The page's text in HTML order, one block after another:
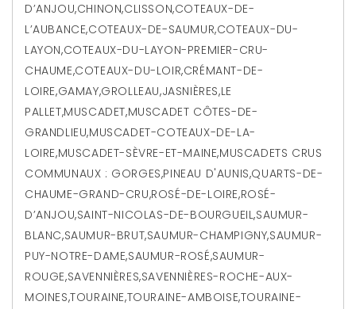
D’ANJOU,CHINON,CLISSON,COTEAUX-DE-
L’AUBANCE,COTEAUX-DE-SAUMUR,COTEAUX-DU-
LAYON,COTEAUX-DU-LAYON-PREMIER-CRU-
CHAUME,COTEAUX-DU-LOIR,CRÉMANT-DE-
LOIRE,GAMAY,GROLLEAU,JASNIÈRES,LE
PALLET,MUSCADET,MUSCADET CÔTES-DE-
GRANDLIEU,MUSCADET-COTEAUX-DE-LA-
LOIRE,MUSCADET-SÈVRE-ET-MAINE,MUSCADETS CRUS
COMMUNAUX : GORGES,PINEAU D'AUNIS,QUARTS-DE-
CHAUME-GRAND-CRU,ROSÉ-DE-LOIRE,ROSÉ-
D’ANJOU,SAINT-NICOLAS-DE-BOURGUEIL,SAUMUR-
BLANC,SAUMUR-BRUT,SAUMUR-CHAMPIGNY,SAUMUR-
PUY-NOTRE-DAME,SAUMUR-ROSÉ,SAUMUR-
ROUGE,SAVENNIÈRES,SAVENNIÈRES-ROCHE-AUX-
MOINES,TOURAINE,TOURAINE-AMBOISE,TOURAINE-